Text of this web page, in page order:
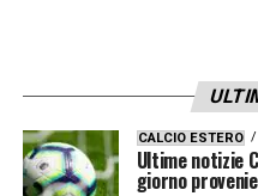
CALCIO ESTERO
Ultime notizie
giorno